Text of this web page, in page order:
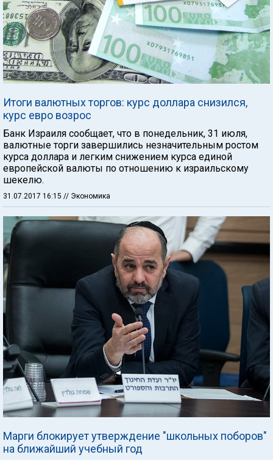
Итоги валютных торгов: курс доллара снизился,
курс евро возрос
Банк Израиля сообщает, что в понедельник, 31 июля,
валютные торги завершились незначительным ростом
курса доллара и легким снижением курса единой
европейской валюты по отношению к израильскому
шекелю.
31.07.2017 16:15 // Экономика
Марги блокирует утверждение "школьных поборов"
на ближайший учебный год